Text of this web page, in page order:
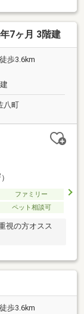
7ヶ月 3階建
歩3.6km
八町
）
ファミリー
ペット相談可
視の方オスス
歩3.6km